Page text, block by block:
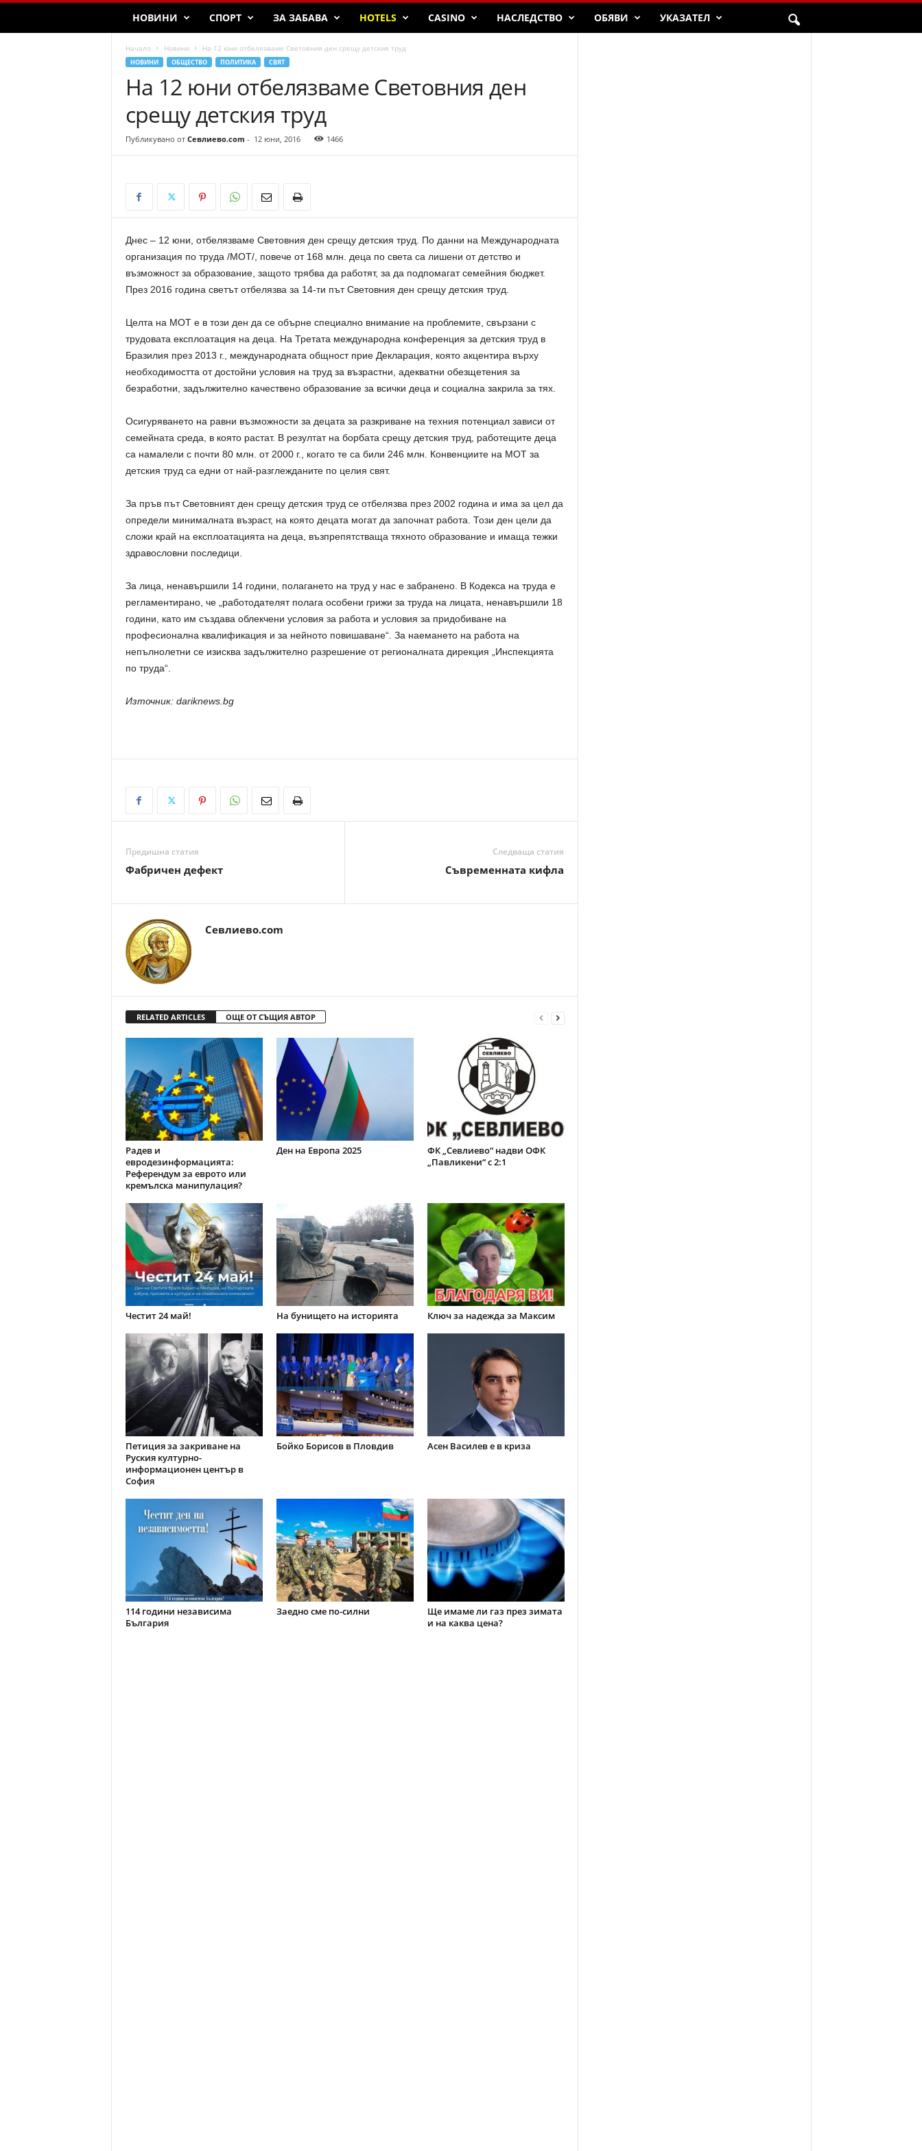
НОВИНИ СПОРТ ЗА ЗАБАВА HOTELS CASINO НАСЛЕДСТВО ОБЯВИ УКАЗАТЕЛ
Начало Новини На 12 юни отбелязваме Световния ден срещу детския труд
НОВИНИ ОБЩЕСТВО ПОЛИТИКА СВЯТ
На 12 юни отбелязваме Световния ден
срещу детския труд
Публикувано от Севлиево.com - 12 юни, 2016 1466
Днес – 12 юни, отбелязваме Световния ден срещу детския труд. По данни на Международната
организация по труда /МОТ/, повече от 168 млн. деца по света са лишени от детство и
възможност за образование, защото трябва да работят, за да подпомагат семейния бюджет.
През 2016 година светът отбелязва за 14-ти път Световния ден срещу детския труд.
Целта на МОТ е в този ден да се обърне специално внимание на проблемите, свързани с
трудовата експлоатация на деца. На Третата международна конференция за детския труд в
Бразилия през 2013 г., международната общност прие Декларация, която акцентира върху
необходимостта от достойни условия на труд за възрастни, адекватни обезщетения за
безработни, задължително качествено образование за всички деца и социална закрила за тях.
Осигуряването на равни възможности за децата за разкриване на техния потенциал зависи от
семейната среда, в която растат. В резултат на борбата срещу детския труд, работещите деца
са намалели с почти 80 млн. от 2000 г., когато те са били 246 млн. Конвенциите на МОТ за
детския труд са едни от най-разглежданите по целия свят.
За пръв път Световният ден срещу детския труд се отбелязва през 2002 година и има за цел да
определи минималната възраст, на която децата могат да започнат работа. Този ден цели да
сложи край на експлоатацията на деца, възпрепятстваща тяхното образование и имаща тежки
здравословни последици.
За лица, ненавършили 14 години, полагането на труд у нас е забранено. В Кодекса на труда е
регламентирано, че „работодателят полага особени грижи за труда на лицата, ненавършили 18
години, като им създава облекчени условия за работа и условия за придобиване на
професионална квалификация и за нейното повишаване“. За наемането на работа на
непълнолетни се изисква задължително разрешение от регионалната дирекция „Инспекцията
по труда“.
Източник: dariknews.bg
Предишна статия
Фабричен дефект
Следваща статия
Съвременната кифла
Севлиево.com
RELATED ARTICLES ОЩЕ ОТ СЪЩИЯ АВТОР
Радев и
евродезинформацията:
Референдум за еврото или
кремълска манипулация?
Ден на Европа 2025
ФК „Севлиево“ надви ОФК
„Павликени“ с 2:1
Честит 24 май! На бунището на историята Ключ за надежда за Максим
Петиция за закриване на
Руския културно-
информационен център в
София
Бойко Борисов в Пловдив Асен Василев е в криза
114 години независима
България
Заедно сме по-силни
Ще имаме ли газ през зимата
и на каква цена?